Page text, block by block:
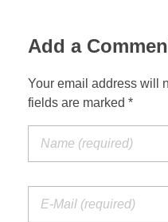
Add a
Your email address will
fields are marked *